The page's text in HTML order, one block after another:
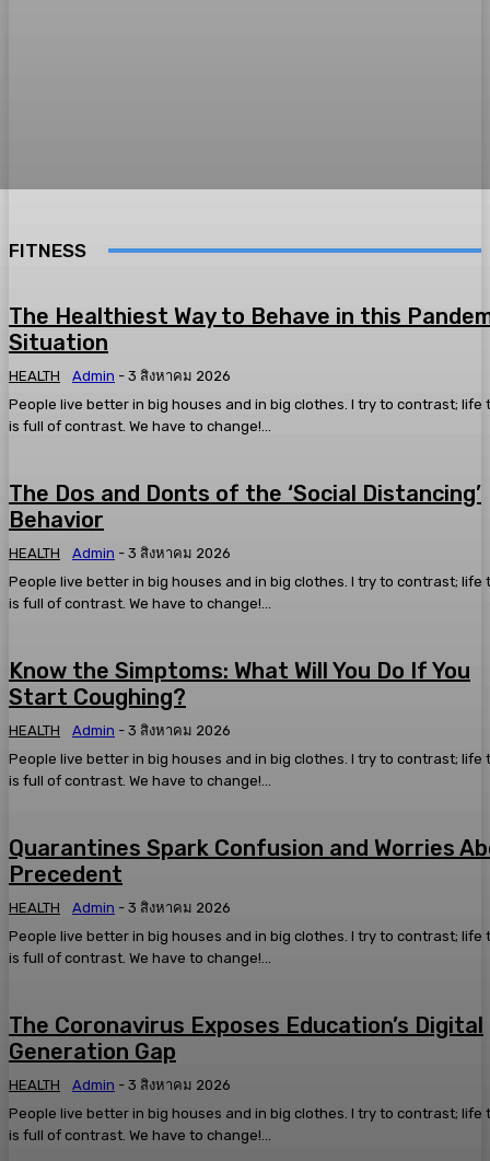
FITNESS
The Healthiest Way to Behave in this
Situation
HEALTH Admin - 3 สิงหาคม 2026
People live better in big houses and in big clothes. I try to contrast; life
is full of contrast. We have to change!...
The Dos and Donts of the ‘Social Distancing’
Behavior
HEALTH Admin - 3 สิงหาคม 2026
People live better in big houses and in big clothes. I try to contrast; life
is full of contrast. We have to change!...
Know the Simptoms: What Will You Do If You
Start Coughing?
HEALTH Admin - 3 สิงหาคม 2026
People live better in big houses and in big clothes. I try to contrast; life
is full of contrast. We have to change!...
Quarantines Spark Confusion and Worries
Precedent
HEALTH Admin - 3 สิงหาคม 2026
People live better in big houses and in big clothes. I try to contrast; life
is full of contrast. We have to change!...
The Coronavirus Exposes Education’s Digital
Generation Gap
HEALTH Admin - 3 สิงหาคม 2026
People live better in big houses and in big clothes. I try to contrast; life
is full of contrast. We have to change!...